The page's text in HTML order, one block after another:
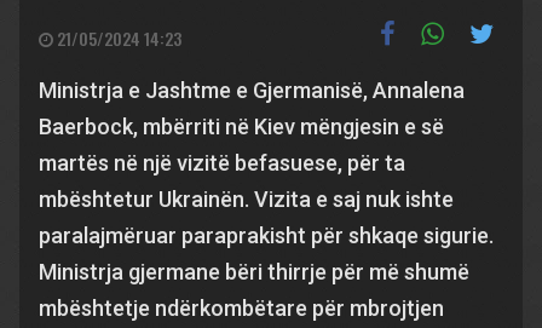
21/05/2024 14:23
Ministrja e Jashtme e Gjermanisë, Annalena
Baerbock, mbërriti në Kiev mëngjesin e së
martës në një vizitë befasuese, për ta
mbështetur Ukrainën. Vizita e saj nuk ishte
paralajmëruar paraprakisht për shkaqe sigurie.
Ministrja gjermane bëri thirrje për më shumë
mbështetje ndërkombëtare për mbrojtjen